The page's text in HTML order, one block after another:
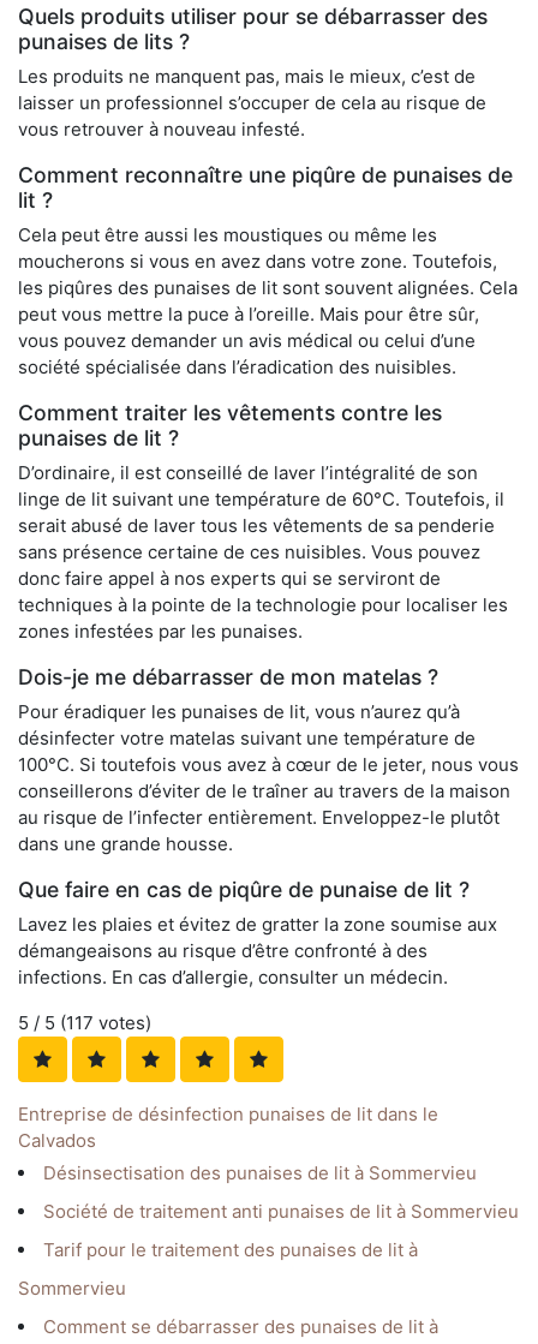
Quels produits utiliser pour se débarrasser des
punaises de lits ?
Les produits ne manquent pas, mais le mieux, c’est de
laisser un professionnel s’occuper de cela au risque de
vous retrouver à nouveau infesté.
Comment reconnaître une piqûre de punaises de
lit ?
Cela peut être aussi les moustiques ou même les
moucherons si vous en avez dans votre zone. Toutefois,
les piqûres des punaises de lit sont souvent alignées. Cela
peut vous mettre la puce à l’oreille. Mais pour être sûr,
vous pouvez demander un avis médical ou celui d’une
société spécialisée dans l’éradication des nuisibles.
Comment traiter les vêtements contre les
punaises de lit ?
D’ordinaire, il est conseillé de laver l’intégralité de son
linge de lit suivant une température de 60°C. Toutefois, il
serait abusé de laver tous les vêtements de sa penderie
sans présence certaine de ces nuisibles. Vous pouvez
donc faire appel à nos experts qui se serviront de
techniques à la pointe de la technologie pour localiser les
zones infestées par les punaises.
Dois-je me débarrasser de mon matelas ?
Pour éradiquer les punaises de lit, vous n’aurez qu’à
désinfecter votre matelas suivant une température de
100°C. Si toutefois vous avez à cœur de le jeter, nous vous
conseillerons d’éviter de le traîner au travers de la maison
au risque de l’infecter entièrement. Enveloppez-le plutôt
dans une grande housse.
Que faire en cas de piqûre de punaise de lit ?
Lavez les plaies et évitez de gratter la zone soumise aux
démangeaisons au risque d’être confronté à des
infections. En cas d’allergie, consulter un médecin.
5 / 5 (117 votes)
Entreprise de désinfection punaises de lit dans le
Calvados
Désinsectisation des punaises de lit à Sommervieu
Société de traitement anti punaises de lit à Sommervieu
Tarif pour le traitement des punaises de lit à
Sommervieu
Comment se débarrasser des punaises de lit à